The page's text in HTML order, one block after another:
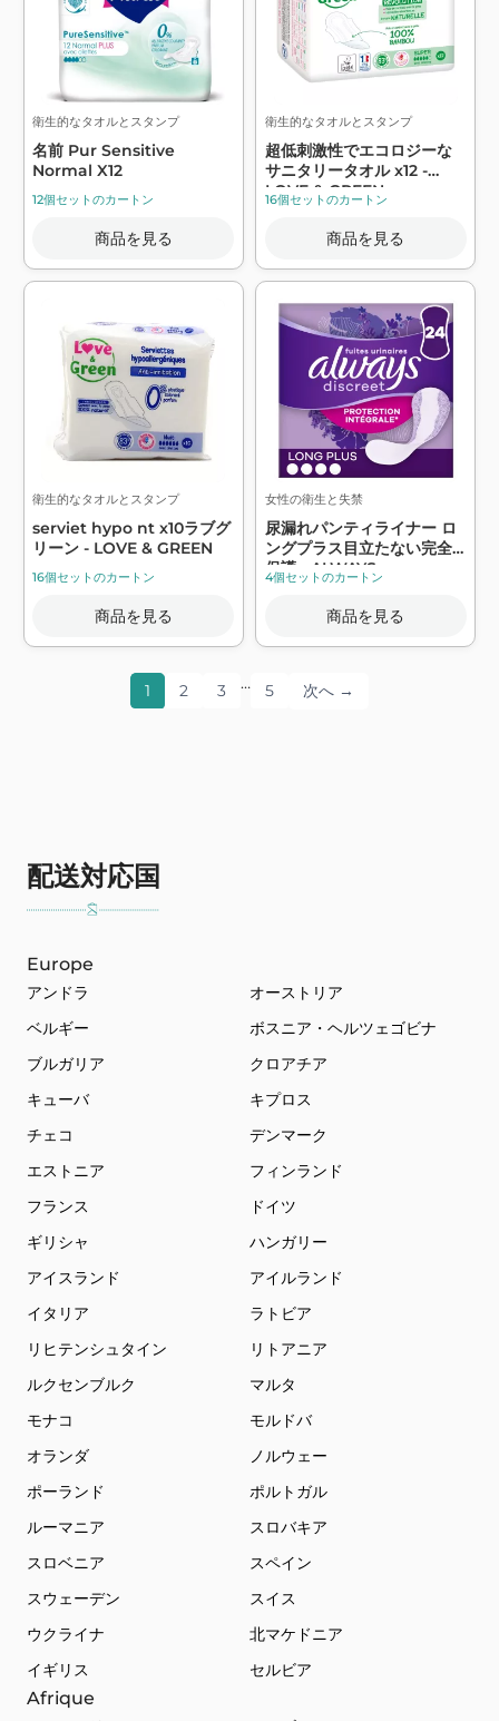
衛生的なタオルとスタンプ
名前 Pur Sensitive
Normal X12
12個セットのカートン
商品を見る
衛生的なタオルとスタンプ
超低刺激性でエコロジーな
サニタリータオル x12 -
LOVE & GREEN
16個セットのカートン
商品を見る
衛生的なタオルとスタンプ
serviet hypo nt x10ラブグ
リーン - LOVE & GREEN
16個セットのカートン
商品を見る
女性の衛生と失禁
尿漏れパンティライナー ロ
ングプラス目立たない完全
保護 - ALWAYS
4個セットのカートン
商品を見る
1 2 3 … 5 次へ →
配送対応国
Europe
アンドラ
オーストリア
ベルギー
ボスニア・ヘルツェゴビナ
ブルガリア
クロアチア
キューバ
キプロス
チェコ
デンマーク
エストニア
フィンランド
フランス
ドイツ
ギリシャ
ハンガリー
アイスランド
アイルランド
イタリア
ラトビア
リヒテンシュタイン
リトアニア
ルクセンブルク
マルタ
モナコ
モルドバ
オランダ
ノルウェー
ポーランド
ポルトガル
ルーマニア
スロバキア
スロベニア
スペイン
スウェーデン
スイス
ウクライナ
北マケドニア
イギリス
セルビア
Afrique